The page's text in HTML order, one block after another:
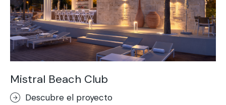
Mistral Beach Club
Descubre el proyecto